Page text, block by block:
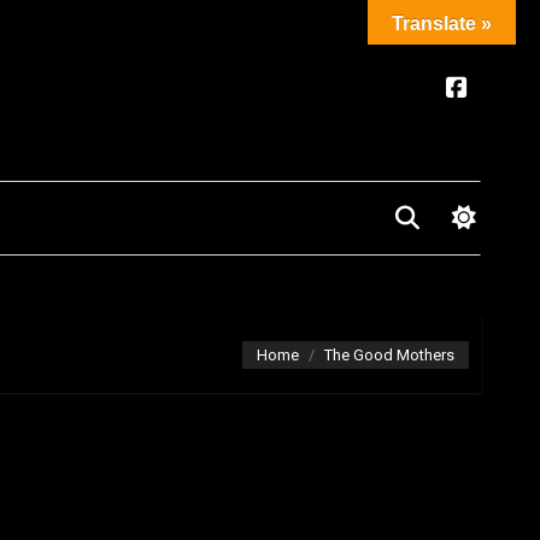
Home The Good Mothers
Translate »